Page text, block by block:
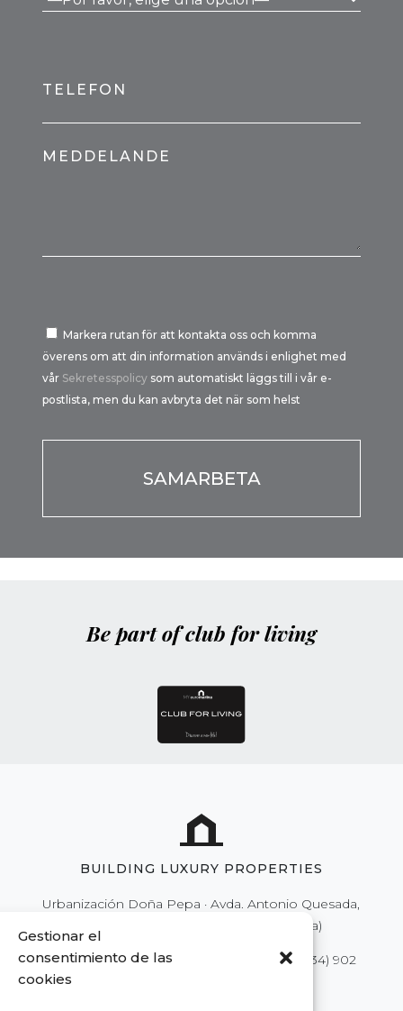
Gestionar el
consentimiento de las
cookies
TELEFON
MEDDELANDE
Markera rutan för att kontakta oss och komma
överens om att din information används i enlighet med
vår Sekretesspolicy som automatiskt läggs till i vår e-
postlista, men du kan avbryta det när som helst
Be part of club for living
BUILDING LUXURY PROPERTIES
Urbanización Doña Pepa · Avda. Antonio Quesada,
nº59 · 03170 Rojales (Alicante - España)
Tel.(34) 902 111 777·(34) 966 718 686 | Fax
(34) 902